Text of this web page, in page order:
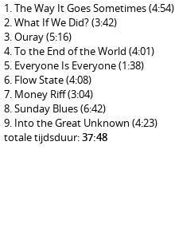
The Way It Goes Sometimes(4:54)
What If We Did?(3:42)
Ouray(5:16)
To the End of the World (4:01)
Everyone Is Everyone(1:38)
Flow State(4:08)
Money Riff(3:04)
Sunday Blues(6:42)
Into the Great Unknown (4:23)
totale tijdsduur:37:48